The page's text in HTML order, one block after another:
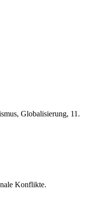
Globalisierung, 11.
Konflikte.